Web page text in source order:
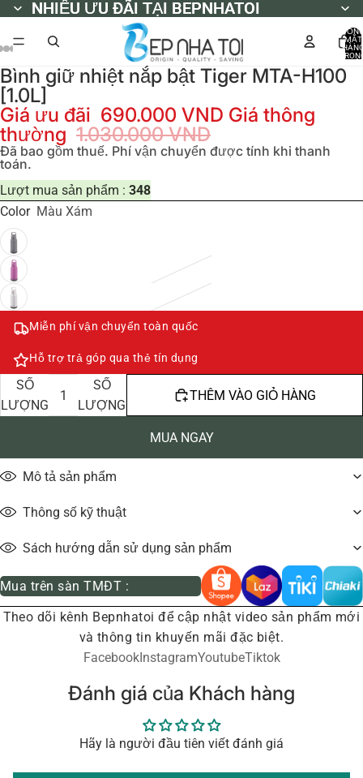
NHIỀU ƯU ĐÃI TẠI BEPNHATOI
NHIỀU ƯU ĐÃI TẠI BEPNHATOI
MẶT
Bình giữ nhiệt nắp bật Tiger MTA-H100
[1.0L]
Giá ưu đãi 690.000 VND Giá thông
thường 1.030.000 VND
Đã bao gồm thuế. Phí vận chuyển được tính khi thanh
toán.
Lượt mua sản phẩm : 348
Color Màu Xám
Miễn phí vận chuyển toàn quốc
Hỗ trợ trả góp qua thẻ tín dụng
GIẢM
SỐ
LƯỢNG
TĂNG
SỐ
LƯỢNG
THÊM VÀO GIỎ HÀNG
MUA NGAY
Mô tả sản phẩm
Thông số kỹ thuật
Sách hướng dẫn sử dụng sản phẩm
Mua trên sàn TMĐT :
Theo dõi kênh Bepnhatoi để cập nhật video sản phẩm mới
và thông tin khuyến mãi đặc biệt.
FacebookInstagramYoutubeTiktok
Đánh giá của Khách hàng
Hãy là người đầu tiên viết đánh giá